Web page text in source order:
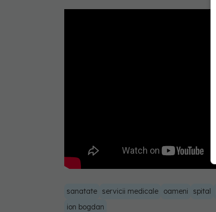
sanatate servicii medicale oameni spital
ion bogdan